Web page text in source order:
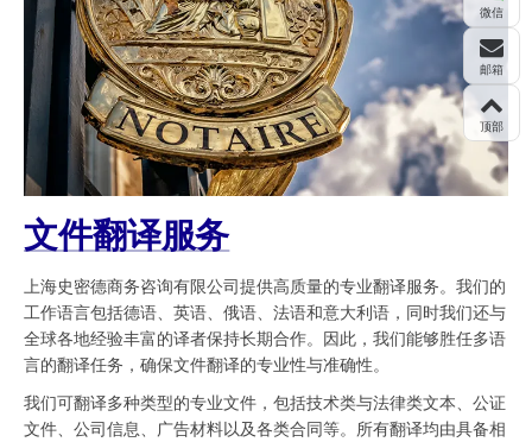
文件翻译服务
上海史密德商务咨询有限公司提供高质量的专业翻译服务。我们的
工作语言包括德语、英语、俄语、法语和意大利语，同时我们还与
全球各地经验丰富的译者保持长期合作。因此，我们能够胜任多语
言的翻译任务，确保文件翻译的专业性与准确性。
我们可翻译多种类型的专业文件，包括技术类与法律类文本、公证
文件、公司信息、广告材料以及各类合同等。所有翻译均由具备相
微信
邮箱
顶部